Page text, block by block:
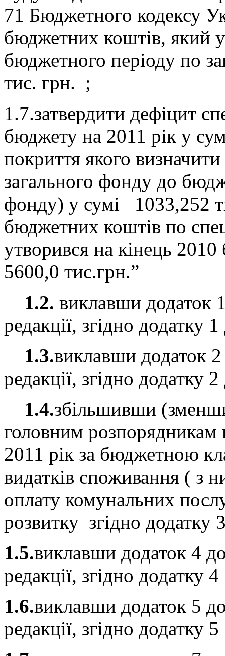
71 Бюджетного кодексу
бюджетних коштів, який
бюджетного періоду по
тис. грн. ;
1.7.затвердити дефіцит
бюджету на 2011 рік у
покриття якого
загального фонду до
фонду) у сумі 1033,252
бюджетних коштів по
утворився на кінець
5600,0 тис.грн.”
1.2. виклавши додаток
редакції, згідно додатку
1.3.виклавши додаток
редакції, згідно додатку
1.4.збільшивши
головним розпорядникам
2011 рік за бюджетною
видатків споживання ( з
оплату комунальних
розвитку згідно додатку
1.5.виклавши додаток 4
редакції, згідно додатку
1.6.виклавши додаток 5
редакції, згідно додатку